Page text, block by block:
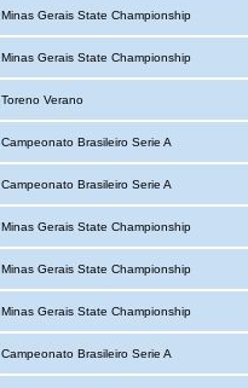
Minas Gerais State Championship
Minas Gerais State Championship
Toreno Verano
Campeonato Brasileiro Serie A
Campeonato Brasileiro Serie A
Minas Gerais State Championship
Minas Gerais State Championship
Minas Gerais State Championship
Campeonato Brasileiro Serie A